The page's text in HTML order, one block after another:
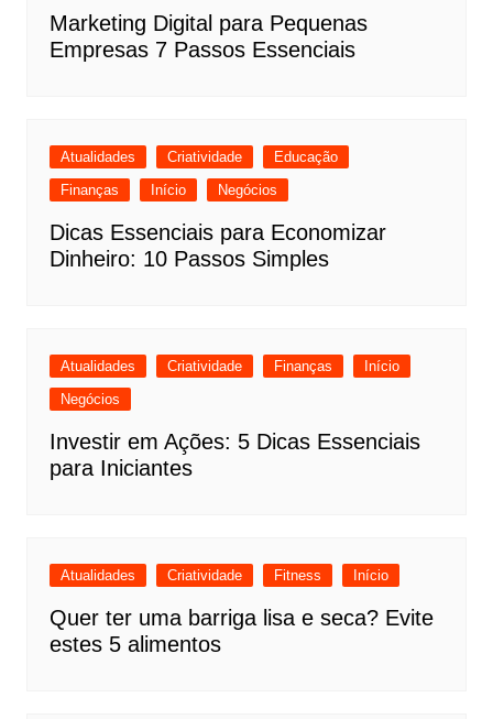
Marketing Digital para Pequenas
Empresas 7 Passos Essenciais
Atualidades Criatividade
Educação
Finanças
Início Negócios
Dicas Essenciais para Economizar
Dinheiro: 10 Passos Simples
Atualidades Criatividade Finanças
Início
Negócios
Investir em Ações: 5 Dicas Essenciais
para Iniciantes
Atualidades Criatividade Fitness Início
Quer ter uma barriga lisa e seca? Evite
estes 5 alimentos